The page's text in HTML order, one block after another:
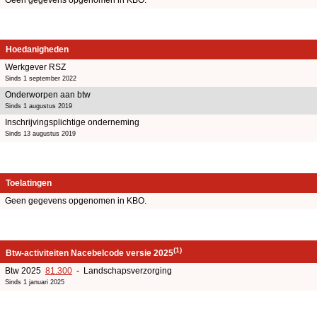
Hoedanigheden
Werkgever RSZ
Sinds 1 september 2022
Onderworpen aan btw
Sinds 1 augustus 2019
Inschrijvingsplichtige onderneming
Sinds 13 augustus 2019
Toelatingen
Geen gegevens opgenomen in KBO.
Btw-activiteiten Nacebelcode versie 2025(1)
Btw 2025 81.300 - Landschapsverzorging
Sinds 1 januari 2025